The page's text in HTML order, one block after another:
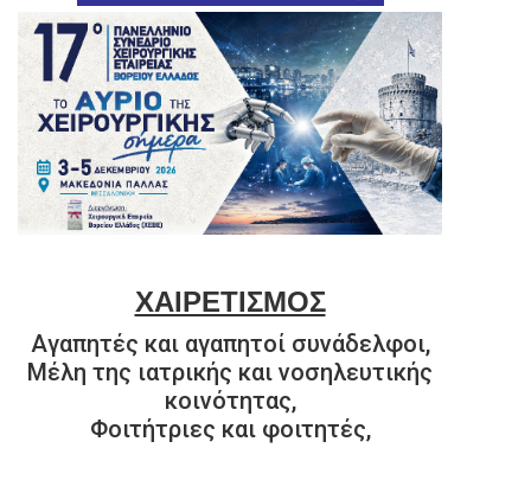
ΧΑΙΡΕΤΙΣΜΟΣ
Αγαπητές και αγαπητοί συνάδελφοι,
Μέλη της ιατρικής και νοσηλευτικής
κοινότητας,
Φοιτήτριες και φοιτητές,